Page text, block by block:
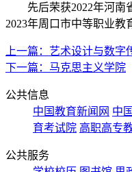
先后荣获2022年河南
2023年周口市中等职业教
上一篇：艺术设计与数字
下一篇：马克思主义学院
公共信息
中国教育新闻网 中
育考试院 高职高专
公共服务